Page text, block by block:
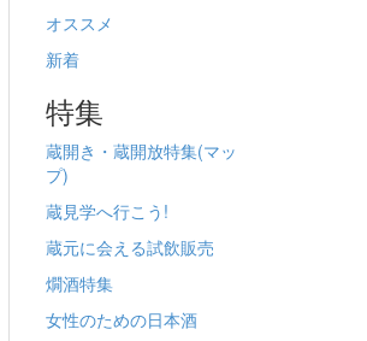
オススメ
新着
特集
蔵開き・蔵開放特集(マッ
プ)
蔵見学へ行こう!
蔵元に会える試飲販売
燗酒特集
女性のための日本酒